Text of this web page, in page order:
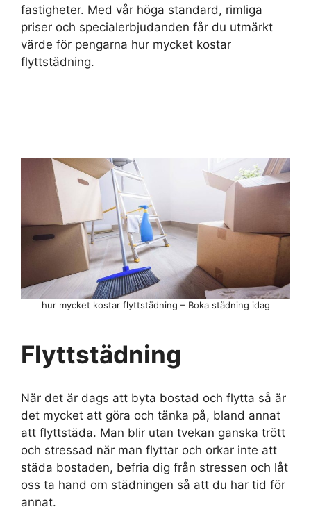
fastigheter. Med vår höga standard, rimliga
priser och specialerbjudanden får du utmärkt
värde för pengarna hur mycket kostar
flyttstädning.
Flyttstädning
När det är dags att byta bostad och flytta så är
det mycket att göra och tänka på, bland annat
att flyttstäda. Man blir utan tvekan ganska trött
och stressad när man flyttar och orkar inte att
städa bostaden, befria dig från stressen och låt
oss ta hand om städningen så att du har tid för
annat.
hur mycket kostar flyttstädning – Boka städning idag